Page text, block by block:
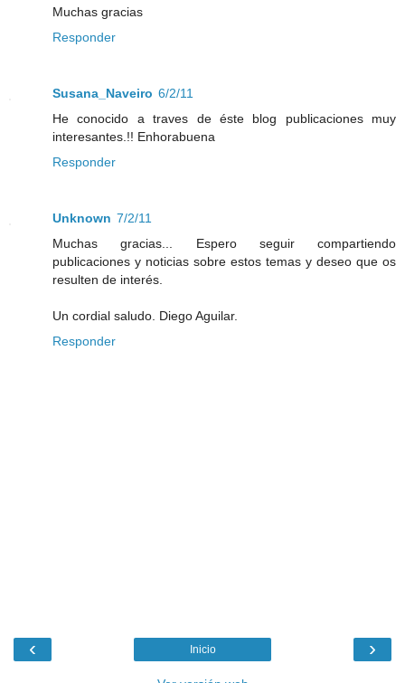
Muchas gracias
Responder
Susana_Naveiro 6/2/11
He conocido a traves de éste blog publicaciones muy
interesantes.!! Enhorabuena
Responder
Unknown 7/2/11
Muchas gracias... Espero seguir compartiendo
publicaciones y noticias sobre estos temas y deseo que os
resulten de interés.
Un cordial saludo. Diego Aguilar.
Responder
‹ ›
Inicio